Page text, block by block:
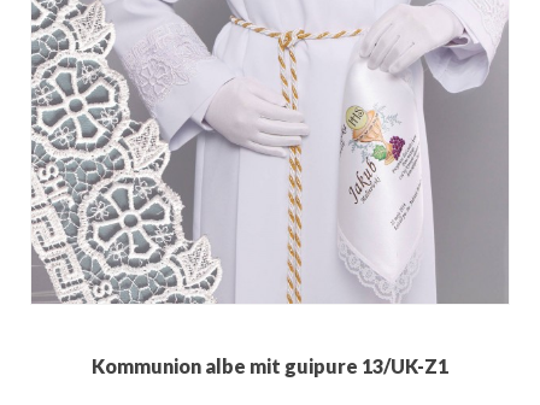
Kommunion albe mit guipure 13/UK-Z1